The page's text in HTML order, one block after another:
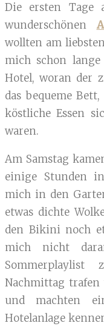
Die ersten Tage
wunderschönen
wollten am
mich schon
Hotel, woran der
das bequeme
köstliche Essen
waren.
Am Samstag
einige Stunden
mich in den
etwas dichte
den Bikini noch
mich nicht
Sommerplaylist
Nachmittag
und machten
Hotelanlage